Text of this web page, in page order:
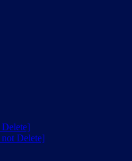
Delete]